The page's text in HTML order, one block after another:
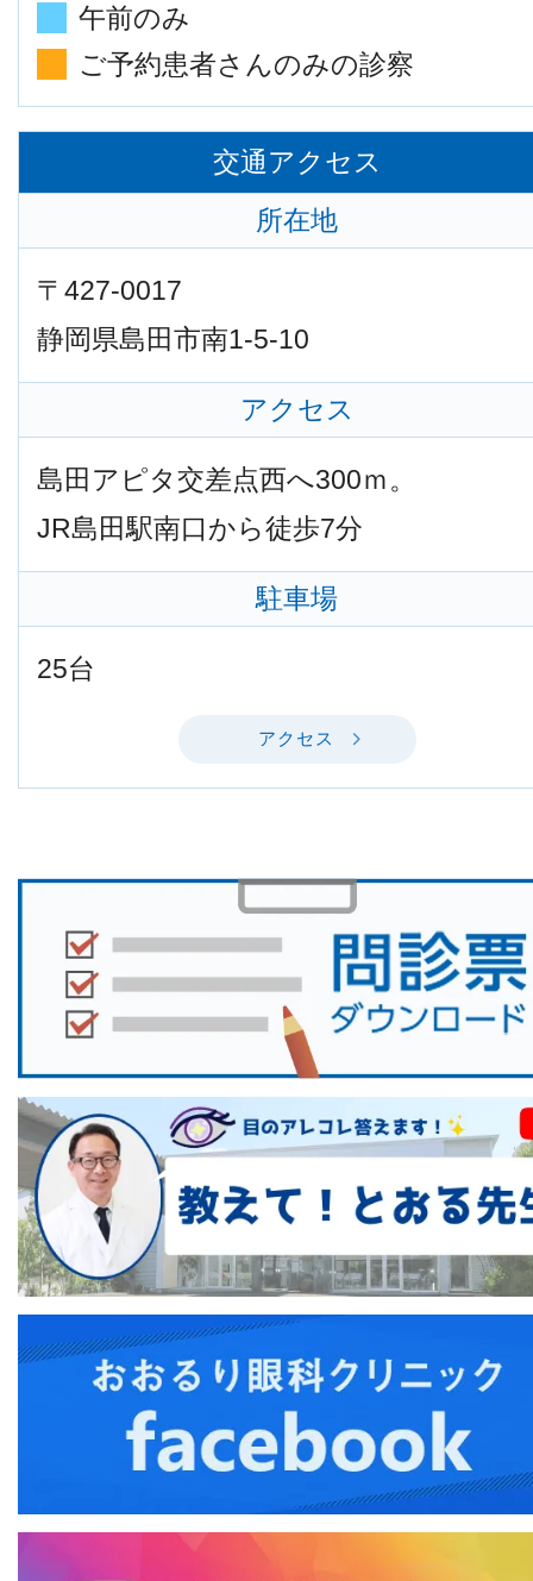
午前のみ
ご予約患者さんのみの診察
交通アクセス
所在地
〒427-0017
静岡県島田市南1-5-10
アクセス
島田アピタ交差点西へ300ｍ。
JR島田駅南口から徒歩7分
駐車場
25台
アクセス